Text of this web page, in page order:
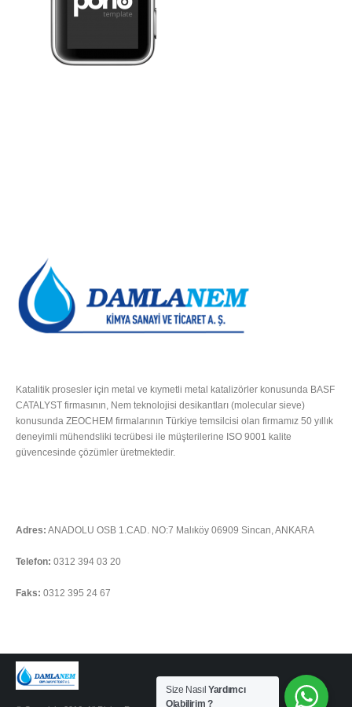
Katalitik prosesler için metal ve kıymetli metal katalizörler konusunda BASF
CATALYST firmasının, Nem teknolojisi desikantları (molecular sieve)
konusunda ZEOCHEM firmalarının Türkiye temsilcisi olan firmamız 50 yıllık
deneyimli mühendsliki tecrübesi ile müşterilerine ISO 9001 kalite
güvencesinde çözümler üretmektedir.
Adres: ANADOLU OSB 1.CAD. NO:7 Malıköy 06909 Sincan, ANKARA
Telefon: 0312 394 03 20
Faks: 0312 395 24 67
Size NasılYardımcı
Olabilirim ?